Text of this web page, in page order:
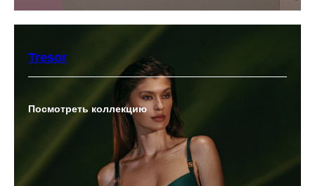
Tresor
Посмотреть коллекцию